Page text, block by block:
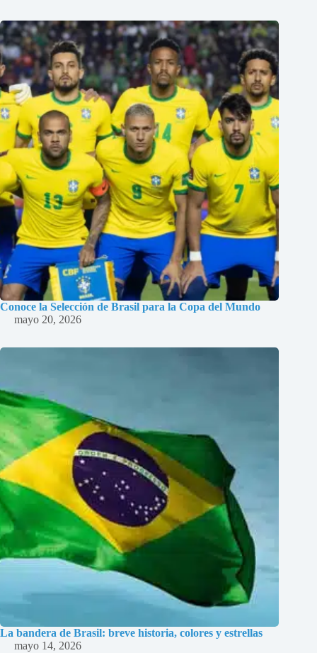
Conoce la Selección de Brasil para la Copa del Mundo
mayo 20, 2026
La bandera de Brasil: breve historia, colores y estrellas
mayo 14, 2026